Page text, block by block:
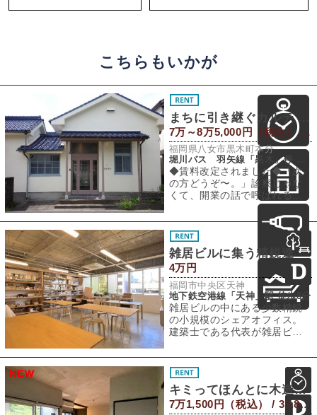
こちらもいかが
まちに引き継ぐカルテ 〜診察室の商いver〜
7万～8万5,000円（税込） / 22.38～33.85㎡
福岡県八女市黒木町本分
◆賃料改定されました◆「次
の方どうぞ〜。」診察じゃな
くて、開業の話で呼ばれる日
が来るとは、誰が想像したで
しょう。舞台は八
雑居ビルに集う精鋭達
4万円
福岡市中央区天神
地下鉄空港線「天神」駅 徒歩8分
雑居ビルの中にある少数精鋭
の小規模のシェアオフィス。
建築士である代表が雑居ビル
工に携わったと
キミってほんとに木造かい？
7万1,500円（税込） / 31.89㎡